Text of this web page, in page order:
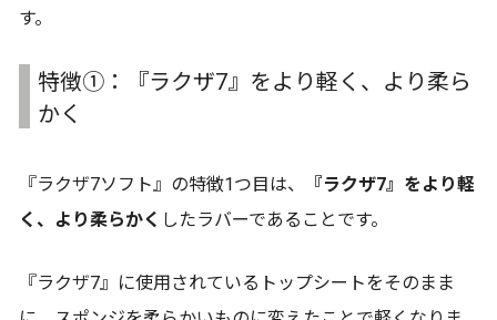
す。
特徴➀：『ラクザ7』をより軽く、より柔ら
かく
『ラクザ7ソフト』の特徴1つ目は、
『ラクザ7』をより軽
く、より柔らかく したラバーであることです。
『ラクザ7』に使用されているトップシートをそのまま